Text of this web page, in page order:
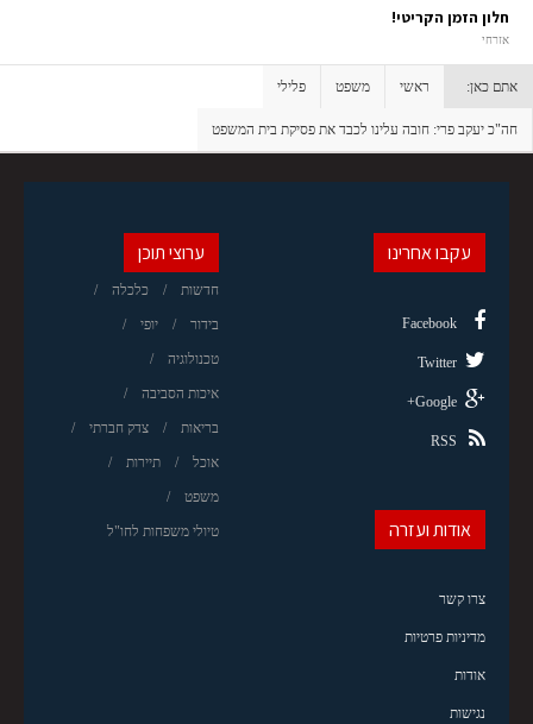
חלון הזמן הקריטי!
אזרחי
אתם כאן: ראשי משפט פלילי
חה"כ יעקב פרי: חובה עלינו לכבד את פסיקת בית המשפט
ערוצי תוכן
חדשות כלכלה
בידור יופי
טכנולוגיה
איכות הסביבה
בריאות צדק חברתי
אוכל תיירות
משפט
טיולי משפחות לחו"ל
עקבו אחרינו
Facebook
Twitter
Google+
RSS
אודות ועזרה
צרו קשר
מדיניות פרטיות
אודות
נגישות